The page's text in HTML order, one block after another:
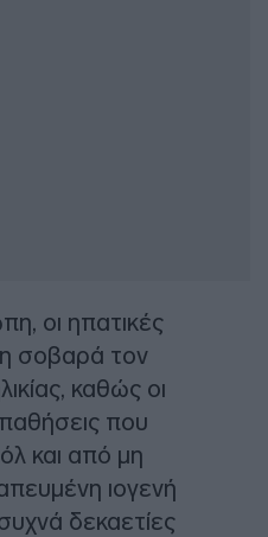
οι ηπατικές
σοβαρά τον
καθώς οι
που
και από μη
ιογενή
δεκαετίες